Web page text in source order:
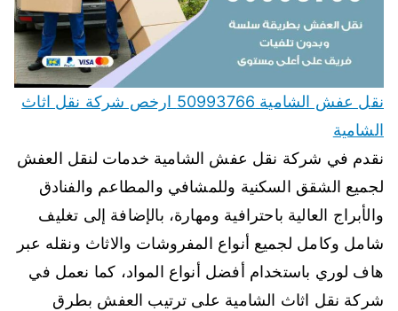
نقل عفش الشامية 50993766 ارخص شركة نقل اثاث
الشامية
نقدم في شركة نقل عفش الشامية خدمات لنقل العفش
لجميع الشقق السكنية وللمشافي والمطاعم والفنادق
والأبراج العالية باحترافية ومهارة، بالإضافة إلى تغليف
شامل وكامل لجميع أنواع المفروشات والاثاث ونقله عبر
هاف لوري باستخدام أفضل أنواع المواد، كما نعمل في
شركة نقل اثاث الشامية على ترتيب العفش بطرق